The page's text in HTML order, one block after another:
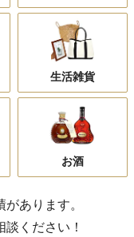
生活雑貨
お酒
あります。
ください！